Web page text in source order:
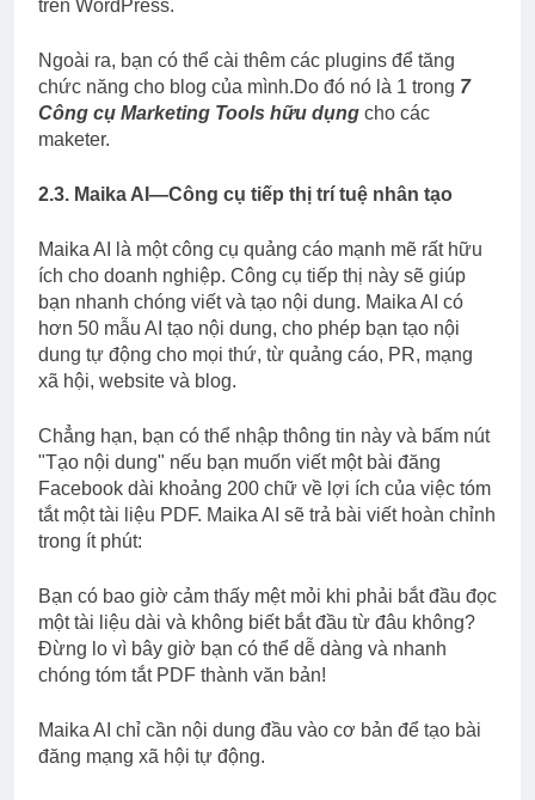
trên WordPress.
Ngoài ra, bạn có thể cài thêm các plugins để tăng
chức năng cho blog của mình.Do đó nó là 1 trong 7
Công cụ Marketing Tools hữu dụng cho các
maketer.
2.3. Maika AI—Công cụ tiếp thị trí tuệ nhân tạo
Maika AI là một công cụ quảng cáo mạnh mẽ rất hữu
ích cho doanh nghiệp. Công cụ tiếp thị này sẽ giúp
bạn nhanh chóng viết và tạo nội dung. Maika AI có
hơn 50 mẫu AI tạo nội dung, cho phép bạn tạo nội
dung tự động cho mọi thứ, từ quảng cáo, PR, mạng
xã hội, website và blog.
Chẳng hạn, bạn có thể nhập thông tin này và bấm nút
"Tạo nội dung" nếu bạn muốn viết một bài đăng
Facebook dài khoảng 200 chữ về lợi ích của việc tóm
tắt một tài liệu PDF. Maika AI sẽ trả bài viết hoàn chỉnh
trong ít phút:
Bạn có bao giờ cảm thấy mệt mỏi khi phải bắt đầu đọc
một tài liệu dài và không biết bắt đầu từ đâu không?
Đừng lo vì bây giờ bạn có thể dễ dàng và nhanh
chóng tóm tắt PDF thành văn bản!
Maika AI chỉ cần nội dung đầu vào cơ bản để tạo bài
đăng mạng xã hội tự động.